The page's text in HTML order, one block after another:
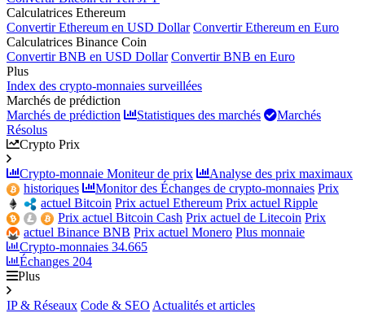
Calculatrices Ethereum
Convertir Ethereum en USD Dollar Convertir Ethereum en Euro
Calculatrices Binance Coin
Convertir BNB en USD Dollar Convertir BNB en Euro
Plus
Index des crypto-monnaies surveillées
Marchés de prédiction
Marchés de prédiction
Statistiques des marchés
Marchés
Résolus
Crypto Prix
Crypto-monnaie Moniteur de prix
Analyse des prix maximaux
historiques
Monitor des Échanges de crypto-monnaies Prix
actuel Bitcoin Prix actuel Ethereum Prix actuel Ripple
Prix actuel Bitcoin Cash Prix actuel de Litecoin Prix
actuel Binance BNB Prix actuel Monero Plus monnaie
Crypto-monnaies 34.665
Échanges 204
Plus
IP & Réseaux Code & SEO Actualités et articles